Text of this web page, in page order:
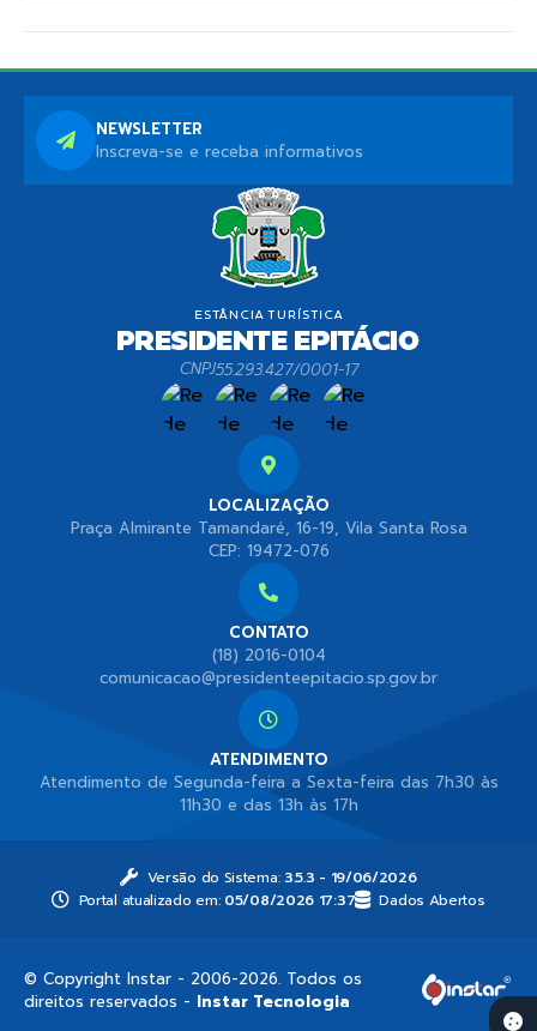
LOCALIZAÇÃO
Praça Almirante Tamandaré, 16-19, Vila Santa Rosa
CEP: 19472-076
CONTATO
(18) 2016-0104
comunicacao@presidenteepitacio.sp.gov.br
ATENDIMENTO
Atendimento de Segunda-feira a Sexta-feira das 7h30 às
11h30 e das 13h às 17h
CNPJ55.293.427/0001-17
NEWSLETTER
Inscreva-se e receba informativos
Versão do Sistema:3.5.3 - 19/06/2026
Portal atualizado em: 05/08/2026 17:37 Dados Abertos
© Copyright Instar - 2006-2026. Todos os
direitos reservados - Instar Tecnologia